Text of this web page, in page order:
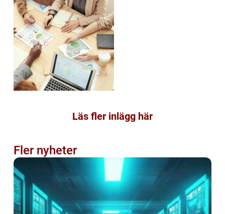
Läs fler inlägg här
Fler nyheter